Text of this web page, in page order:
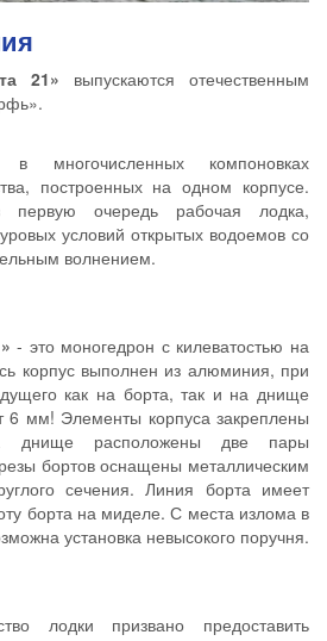
21» выпускаются отечественным
в многочисленных компоновках
построенных на одном корпусе.
очередь рабочая лодка,
условий открытых водоемов со
волнением.
- это моногедрон с килеватостью на
корпус выполнен из алюминия, при
как на борта, так и на днище
6 мм! Элементы корпуса закреплены
днище расположены две пары
бортов оснащены металлическим
сечения. Линия борта имеет
борта на миделе. С места излома в
установка невысокого поручня.
лодки призвано предоставить